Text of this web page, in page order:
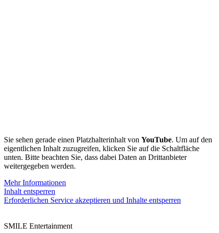
Sie sehen gerade einen Platzhalterinhalt von YouTube. Um auf den
eigentlichen Inhalt zuzugreifen, klicken Sie auf die Schaltfläche
unten. Bitte beachten Sie, dass dabei Daten an Drittanbieter
weitergegeben werden.
Mehr Informationen
Inhalt entsperren
Erforderlichen Service akzeptieren und Inhalte entsperren
SMILE Entertainment